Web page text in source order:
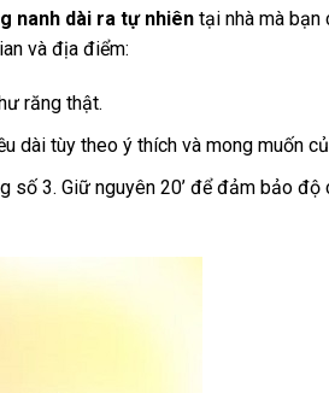
nanh dài ra tự nhiên tại nhà mà bạn
và địa điểm:
răng thật.
dài tùy theo ý thích và mong muốn
số 3. Giữ nguyên 20’ để đảm bảo độ